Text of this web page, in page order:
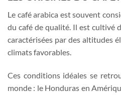
Le café arabica est souvent
du café de qualité. Il est cultivé
caractérisées par des altitudes
climats favorables.
Ces conditions idéales se
monde : le Honduras en